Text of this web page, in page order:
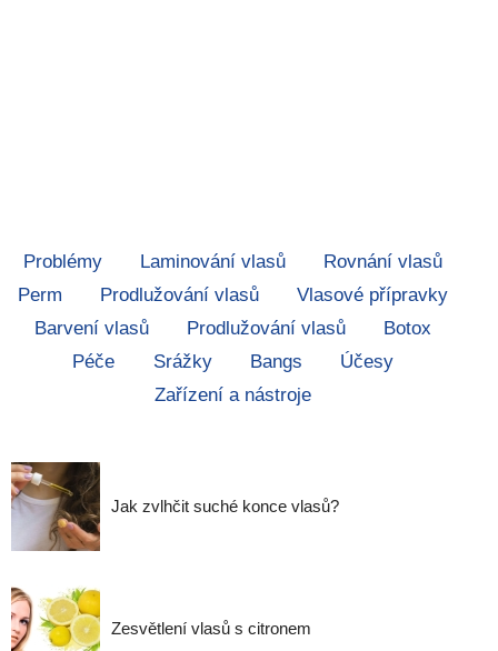
Problémy Laminování vlasů
Rovnání vlasů
Perm
Prodlužování vlasů
Vlasové přípravky
Barvení vlasů
Prodlužování vlasů
Botox
Péče
Srážky Bangs
Účesy
Zařízení a nástroje
Jak zvlhčit suché konce vlasů?
Zesvětlení vlasů s citronem